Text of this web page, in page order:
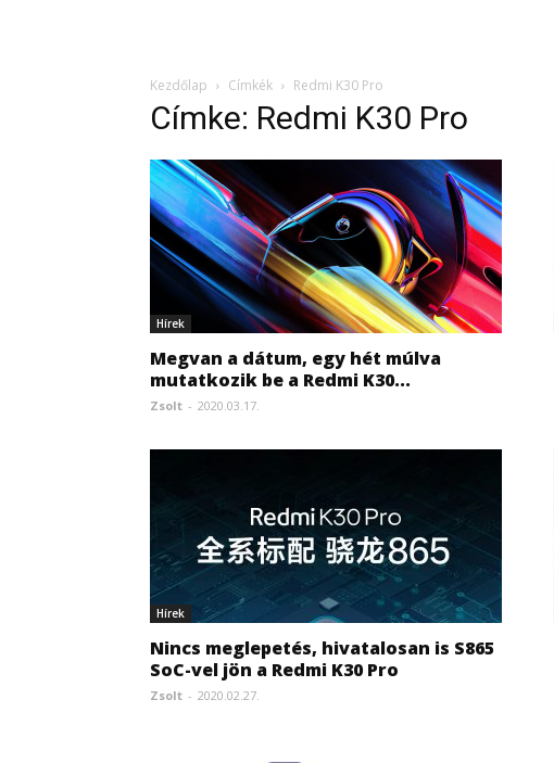
Kezdőlap Címkék Redmi K30 Pro
Címke: Redmi K30 Pro
Hírek
Megvan a dátum, egy hét múlva
mutatkozik be a Redmi K30...
Zsolt - 2020.03.17.
Hírek
Nincs meglepetés, hivatalosan is S865
SoC-vel jön a Redmi K30 Pro
Zsolt - 2020.02.27.